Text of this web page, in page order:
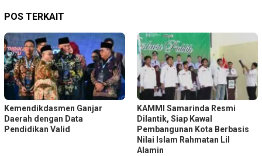
POS TERKAIT
Kemendikdasmen Ganjar
Daerah dengan Data
Pendidikan Valid
KAMMI Samarinda Resmi
Dilantik, Siap Kawal
Pembangunan Kota Berbasis
Nilai Islam Rahmatan Lil
Alamin